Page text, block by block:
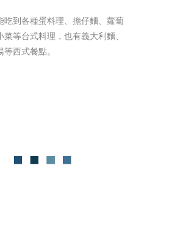
吃到各種蛋料理、擔仔麵、蘿蔔
菜等台式料理，也有義大利麵、
西式餐點。